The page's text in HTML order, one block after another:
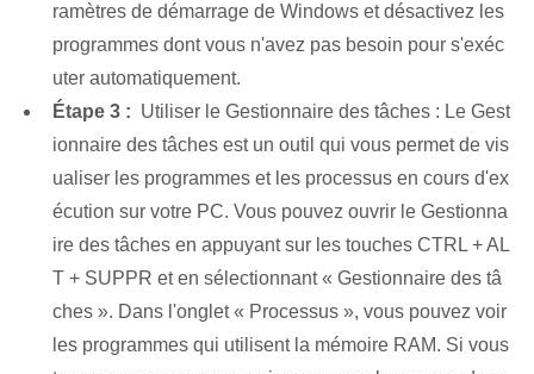
ramètres de démarrage de Windows et désactivez les
programmes dont vous n'avez pas besoin pour s'exéc
uter automatiquement.
Étape ⁢3 : ⁣ Utiliser le Gestionnaire des tâches : Le Gest
ionnaire des tâches est un outil qui vous permet de vis
ualiser les programmes et les processus en cours d'ex
écution sur votre PC. Vous pouvez ouvrir le Gestionna
ire des tâches en appuyant sur les touches CTRL + AL
T + SUPPR et en sélectionnant « Gestionnaire des tâ
ches ». ​Dans l'onglet « Processus », vous pouvez voir
les programmes⁤ qui utilisent la mémoire RAM. Si vous